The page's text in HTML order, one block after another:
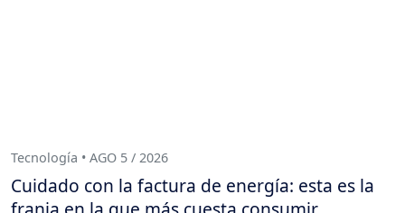
Tecnología • AGO 5 / 2026
Cuidado con la factura de energía: esta es la